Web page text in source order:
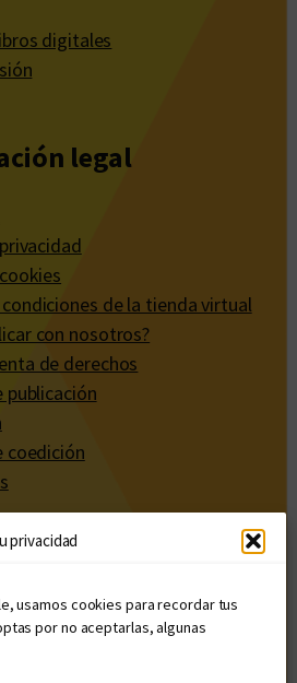
privacidad
usamos cookies para recordar tus
por no aceptarlas, algunas
digitales
legal
de la tienda virtual
con nosotros?
de derechos
publicación
coedición